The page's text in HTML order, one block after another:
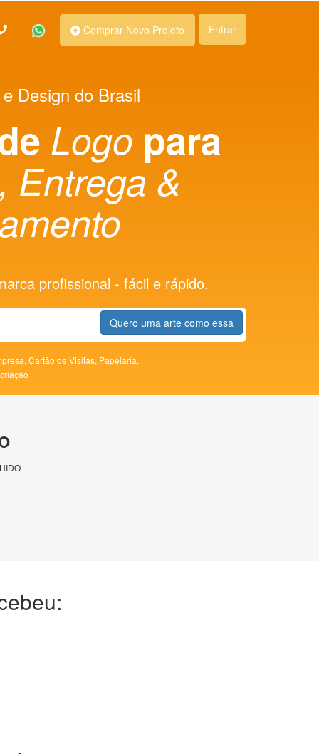
Comprar Novo Projeto Entrar
Design do Brasil
Logo para
Entrega &
profissional - fácil e rápido.
Quero uma arte como essa
Cartão de Visitas, Papelaria,